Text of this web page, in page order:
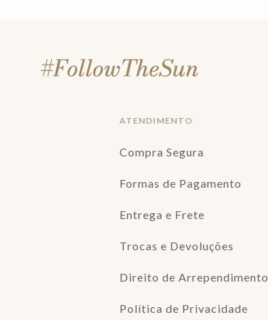
ATENDIMENTO
Compra Segura
Formas de Pagamento
Entrega e Frete
Trocas e Devoluções
Direito de Arrependimento
Política de Privacidade